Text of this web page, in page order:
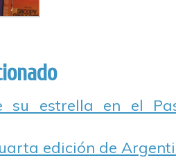
su estrella en el
edición de